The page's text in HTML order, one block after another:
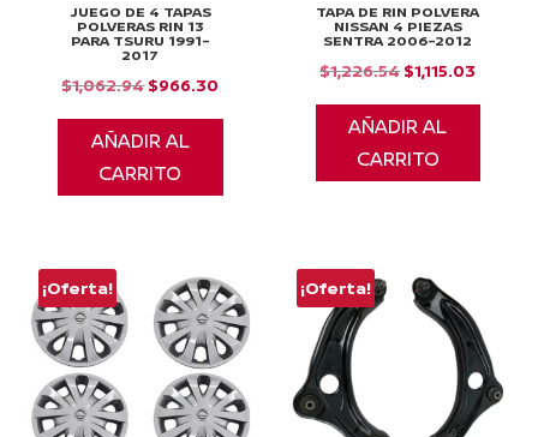
JUEGO DE 4 TAPAS
POLVERAS RIN 13
PARA TSURU 1991-
2017
$1,062.94El
precio
original
era:
$966.30
precio
AÑADIR AL
CARRITO
TAPA DE RIN POLVERA
NISSAN 4 PIEZAS
SENTRA 2006-2012
$1,226.54 El
precio
original
era:
$1,115.03
precio
AÑADIR AL
CARRITO
¡Oferta! ¡Oferta!